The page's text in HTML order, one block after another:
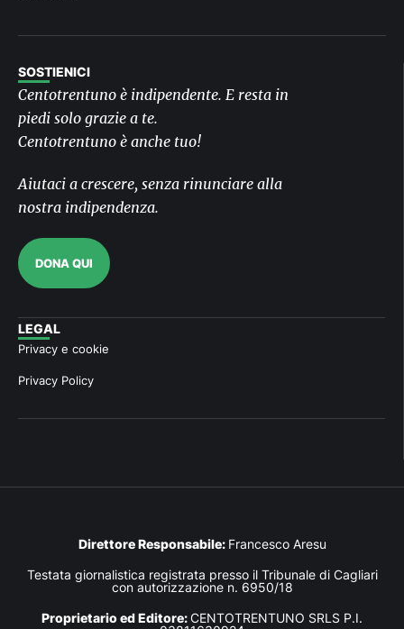
SOSTIENICI
Centotrentuno è indipendente. E resta in
piedi solo grazie a te.
Centotrentuno è anche tuo!
Aiutaci a crescere, senza rinunciare alla
nostra indipendenza.
DONA QUI
LEGAL
Privacy e cookie
Privacy Policy
Direttore Responsabile: Francesco Aresu
Testata giornalistica registrata presso il Tribunale di Cagliari
con autorizzazione n. 6950/18
Proprietario ed Editore:CENTOTRENTUNO SRLS P.I.